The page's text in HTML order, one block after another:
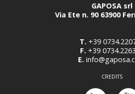
GAPOSA srl
Via Ete n. 90 63900
T. +39
F. +39
E.
CREDITS